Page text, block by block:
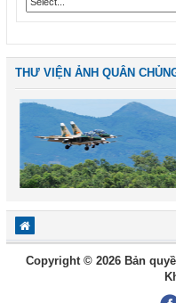
THƯ VIỆN ẢNH QUÂN
Copyright © 2026 Bản